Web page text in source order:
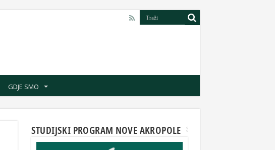
GDJE SMO
STUDIJSKI PROGRAM NOVE AKROPOLE